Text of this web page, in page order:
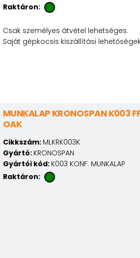
Raktáron:
Csak személyes átvétel lehetséges.
Saját gépkocsis kiszállítási
MUNKALAP KRONOSPAN K003
OAK
Cikkszám: MLKRK003K
Gyártó: KRONOSPAN
Gyártói kód: K003 KONF. MUNKALAP
Raktáron: